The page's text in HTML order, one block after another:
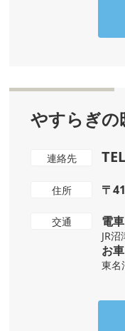
やすらぎ
連絡先
住所 〒
交通 電車
JR
お車
東名